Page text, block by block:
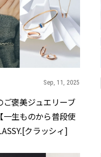
Sep, 11, 2025
ご褒美ジュエリーブ
一生ものから普段使
クラッシィ]